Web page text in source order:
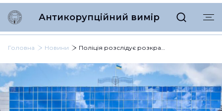
Антикорупційний вимір
Головна Новини Поліція розслідує розкрадання грошей на ремонті скверу в місті Чорноморськ